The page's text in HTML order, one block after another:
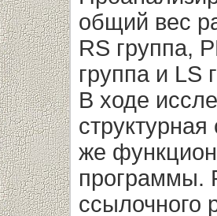
общий вес
RS группа,
группа и LS
В ходе
же
программы.
ссылочного